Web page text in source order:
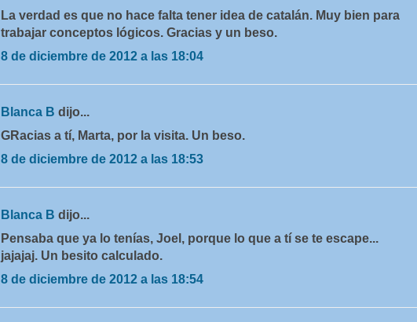
La verdad es que no hace falta tener idea de catalán. Muy bien para
trabajar conceptos lógicos. Gracias y un beso.
8 de diciembre de 2012 a las 18:04
Blanca B dijo...
GRacias a tí, Marta, por la visita. Un beso.
8 de diciembre de 2012 a las 18:53
Blanca B dijo...
Pensaba que ya lo tenías, Joel, porque lo que a tí se te escape...
jajajaj. Un besito calculado.
8 de diciembre de 2012 a las 18:54